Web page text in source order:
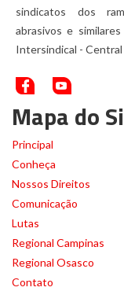
sindicatos dos
abrasivos e
Intersindical - Central
Mapa do
Principal
Conheça
Nossos Direitos
Comunicação
Lutas
Regional Campinas
Regional Osasco
Contato